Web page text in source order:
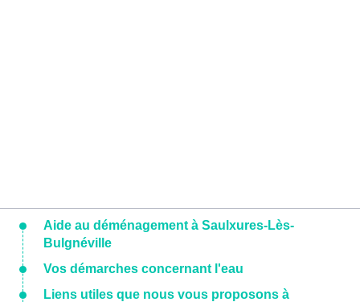
Aide au déménagement à Saulxures-Lès-
Bulgnéville
Vos démarches concernant l'eau
Liens utiles que nous vous proposons à